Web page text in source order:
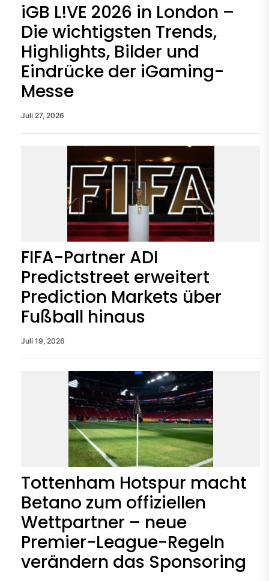
iGB L!VE 2026 in London –
Die wichtigsten Trends,
Highlights, Bilder und
Eindrücke der iGaming-
Messe
Juli 27, 2026
FIFA-Partner ADI
Predictstreet erweitert
Prediction Markets über
Fußball hinaus
Juli 19, 2026
Tottenham Hotspur macht
Betano zum offiziellen
Wettpartner – neue
Premier-League-Regeln
verändern das Sponsoring